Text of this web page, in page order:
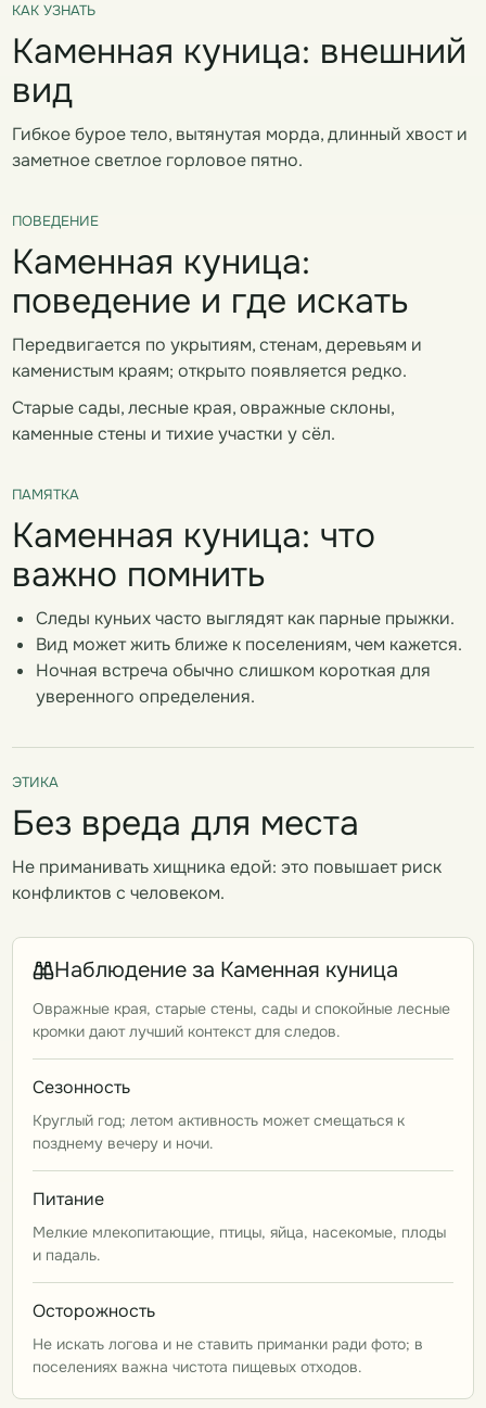
КАК УЗНАТЬ
Каменная куница: внешний
вид
Гибкое бурое тело, вытянутая морда, длинный хвост и
заметное светлое горловое пятно.
ПОВЕДЕНИЕ
Каменная куница:
поведение и где искать
Передвигается по укрытиям, стенам, деревьям и
каменистым краям; открыто появляется редко.
Старые сады, лесные края, овражные склоны,
каменные стены и тихие участки у сёл.
ПАМЯТКА
Каменная куница: что
важно помнить
Следы куньих часто выглядят как парные прыжки.
Вид может жить ближе к поселениям, чем кажется.
Ночная встреча обычно слишком короткая для
уверенного определения.
ЭТИКА
Без вреда для места
Не приманивать хищника едой: это повышает риск
конфликтов с человеком.
Наблюдение за Каменная куница
Овражные края, старые стены, сады и спокойные лесные
кромки дают лучший контекст для следов.
Сезонность
Круглый год; летом активность может смещаться к
позднему вечеру и ночи.
Питание
Мелкие млекопитающие, птицы, яйца, насекомые, плоды
и падаль.
Осторожность
Не искать логова и не ставить приманки ради фото; в
поселениях важна чистота пищевых отходов.